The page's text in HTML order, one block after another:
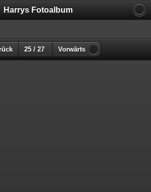
Harrys Fotoalbum
25 / 27 Vorwärts